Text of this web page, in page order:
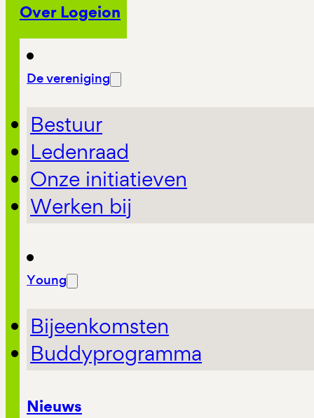
Over Logeion
De vereniging
Bestuur
Ledenraad
Onze initiatieven
Werken bij
Young
Bijeenkomsten
Buddyprogramma
Nieuws